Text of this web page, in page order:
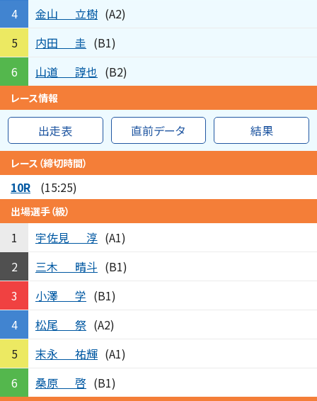
4
金山 立樹 (A2)
5
内田 圭 (B1)
6
山道 諄也 (B2)
レース情報
出走表 直前データ 結果
レース（締切時間）
10R (15:25)
出場選手（級）
1 宇佐見 淳 (A1)
2
三木 晴斗 (B1)
3
小澤 学 (B1)
4
松尾 祭 (A2)
5
末永 祐輝 (A1)
6
桑原 啓 (B1)